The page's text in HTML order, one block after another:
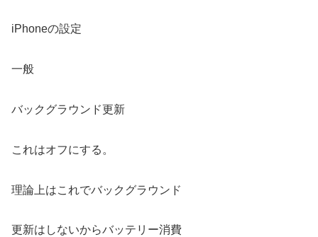
iPhoneの設定
一般
バックグラウンド更新
これはオフにする。
理論上はこれでバックグラウンド
更新はしないからバッテリー消費